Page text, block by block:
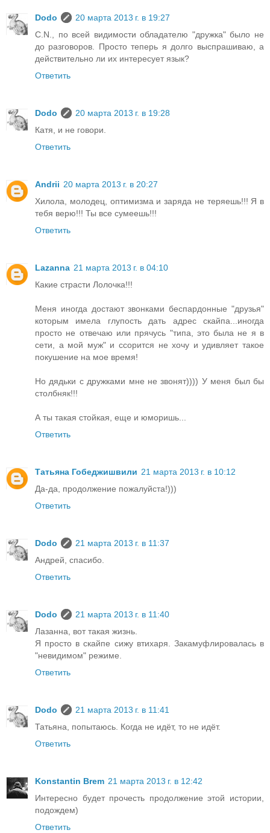
Dodo
20 марта 2013 г. в 19:27
C.N., по всей видимости обладателю "дружка" было не
до разговоров. Просто теперь я долго выспрашиваю, а
действительно ли их интересует язык?
Ответить
Dodo
20 марта 2013 г. в 19:28
Катя, и не говори.
Ответить
Andrii 20 марта 2013 г. в 20:27
Хилола, молодец, оптимизма и заряда не теряешь!!! Я в
тебя верю!!! Ты все сумеешь!!!
Ответить
Lazanna 21 марта 2013 г. в 04:10
Какие страсти Лолочка!!!
Меня иногда достают звонками беспардонные "друзья"
которым имела глупость дать адрес скайпа...иногда
просто не отвечаю или прячусь "типа, это была не я в
сети, а мой муж" и ссорится не хочу и удивляет такое
покушение на мое время!
Но дядьки с дружками мне не звонят)))) У меня был бы
столбняк!!!
А ты такая стойкая, еще и юморишь...
Ответить
Татьяна Гобеджишвили 21 марта 2013 г. в 10:12
Да-да, продолжение пожалуйста!)))
Ответить
Dodo
21 марта 2013 г. в 11:37
Андрей, спасибо.
Ответить
Dodo
21 марта 2013 г. в 11:40
Лазанна, вот такая жизнь.
Я просто в скайпе сижу втихаря. Закамуфлировалась в
"невидимом" режиме.
Ответить
Dodo
21 марта 2013 г. в 11:41
Татьяна, попытаюсь. Когда не идёт, то не идёт.
Ответить
Konstantin Brem 21 марта 2013 г. в 12:42
Интересно будет прочесть продолжение этой истории,
подождем)
Ответить